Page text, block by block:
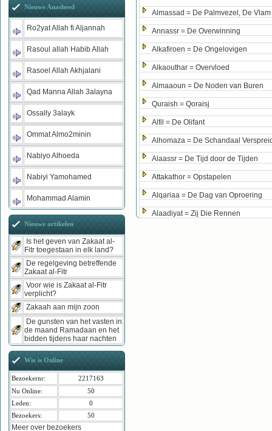
Almassad = De Palmvezel, De Vlam
Annassr = De Overwinning
Alkafiroen = De Ongelovigen
Alkaouthar = Overvloed
Almaaoun = De Noden van Buren
Quraish = Qoraisj
Alfil = De Olifant
Alhomaza = De Schandaal
Alaassr = De Tijd door de Tijden
Attakathor = Opstapelen
Alqariaa = De Dag van Oproering
Alaadiyat = Zij Die Rennen
Nieuwe Anasheed
Ro2yat Allah fi Aljannah
Rasoul allah Habib Allah
Rasoel Allah Akhjalani
Qad Manna Allah 3alayna
Ossally 3alayk
Ommat Almo2minin
Nabiyo Alhoeda
Nabiyi Yamohamed
Mohammad Alamin
Nieuwe artikelen
Is het geven van Zakaat al-
Fitr toegestaan in elk land?
De regelgeving betreffende
Zakaat al-Fitr
Voor wie is Zakaat al-Fitr
verplicht?
Zakaah aan mijn zoon
De gunsten van het vasten in
de maand Ramadaan en het
bidden tijdens haar nachten
Wie is Online
Bezoekernr:
2217163
Nu Online:
50
Leden:
0
Bezoekers:
50
Meer over bezoekers